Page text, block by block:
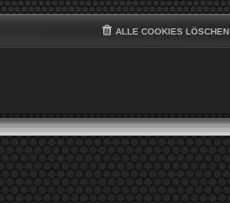
ALLE COOKIES LÖSCHEN